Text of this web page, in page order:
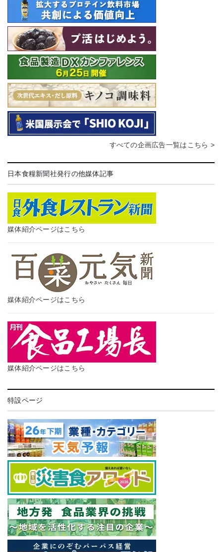
すべての企画広告一覧はこちら >
日本食糧新聞社発行の他媒体記事
媒体紹介ページはこちら
媒体紹介ページはこちら
媒体紹介ページはこちら
特設ページ